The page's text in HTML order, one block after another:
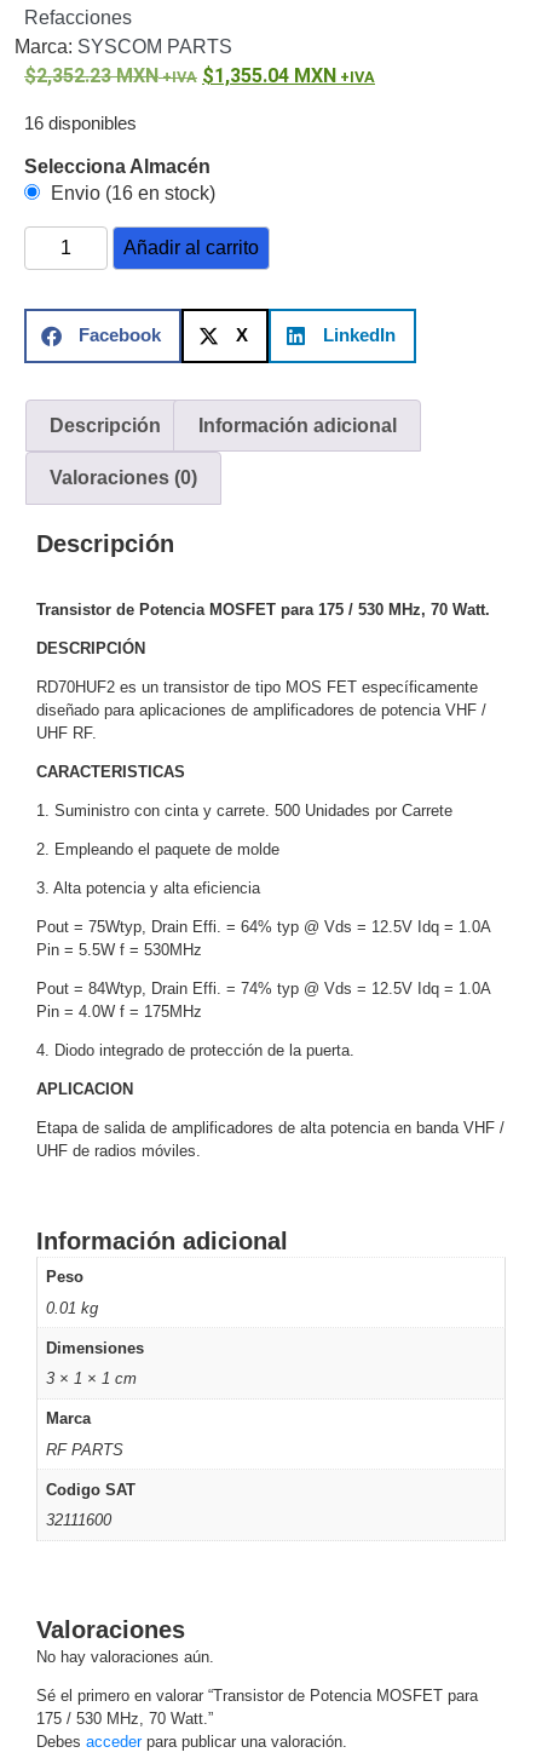
o
Refacciones Probadores
de
VideoTransceptores
Cables y
Conectores
Adaptador
y
VideoCable
Coaxial y
ConectoresCables
Armados -
CoaxialCategoría
5eFibra
Alimentación
Electricidad
RG59
CaP Telefónico
/ DVI /
HDMI
Cámaras
IP y NVRs
Salinos
(Anticorrosión)Antiexplosión
y
de
/ Eyeball /
y
Hemisféricas
Network
CajaPTZTérmicasWiFi
Inalámbricas
Cámaras
y DVRs
TurboHD
/ AHD /
HD-TVI
Ambientes
Salinos
-
PinholePTZVideograbadoras
Analógicas
- TurboHD
TVI / AHD
Refacciones
Marca: SYSCOM PARTS
2,352.23MXN 1,355.04 MXN
16 disponibles
Selecciona Almacén
Envio (16 en stock)
Añadir al carrito
Facebook X LinkedIn
Descripción Información adicional
Valoraciones (0)
Descripción
Transistor de Potencia MOSFET para 175 / 530 MHz, 70 Watt.
DESCRIPCIÓN
RD70HUF2 es un transistor de tipo MOS FET específicamente
diseñado para aplicaciones de amplificadores de potencia VHF /
UHF RF.
CARACTERISTICAS
1. Suministro con cinta y carrete. 500 Unidades por Carrete
2. Empleando el paquete de molde
3. Alta potencia y alta eficiencia
Pout = 75Wtyp, Drain Effi. = 64% typ @ Vds = 12.5V Idq = 1.0A
Pin = 5.5W f = 530MHz
Pout = 84Wtyp, Drain Effi. = 74% typ @ Vds = 12.5V Idq = 1.0A
Pin = 4.0W f = 175MHz
4. Diodo integrado de protección de la puerta.
APLICACION
Etapa de salida de amplificadores de alta potencia en banda VHF /
UHF de radios móviles.
Información adicional
Peso
0.01 kg
Dimensiones
3 × 1 × 1 cm
Marca
RF PARTS
Codigo SAT
32111600
Valoraciones
No hay valoraciones aún.
Sé el primero en valorar “Transistor de Potencia MOSFET para
175 / 530 MHz, 70 Watt.”
Debes accederpara publicar una valoración.